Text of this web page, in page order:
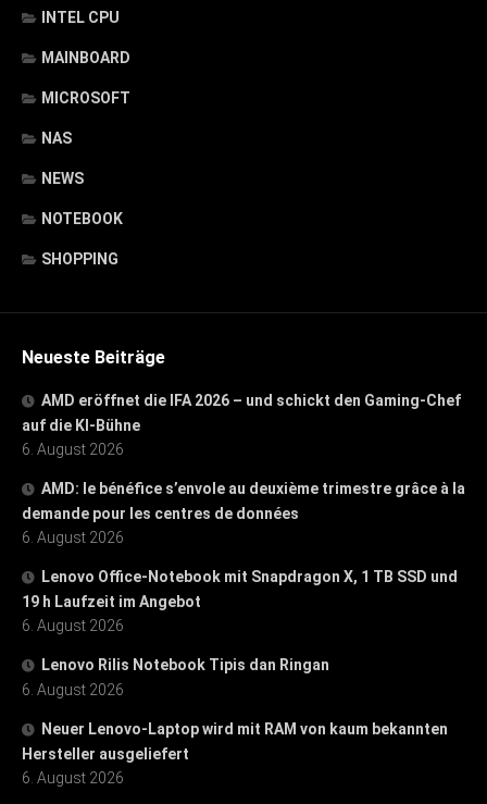
INTEL CPU
MAINBOARD
MICROSOFT
NAS
NEWS
NOTEBOOK
SHOPPING
Neueste Beiträge
AMD eröffnet die IFA 2026 – und schickt den Gaming-Chef
auf die KI-Bühne
6. August 2026
AMD: le bénéfice s’envole au deuxième trimestre grâce à la
demande pour les centres de données
6. August 2026
Lenovo Office-Notebook mit Snapdragon X, 1 TB SSD und
19 h Laufzeit im Angebot
6. August 2026
Lenovo Rilis Notebook Tipis dan Ringan
6. August 2026
Neuer Lenovo-Laptop wird mit RAM von kaum bekannten
Hersteller ausgeliefert
6. August 2026